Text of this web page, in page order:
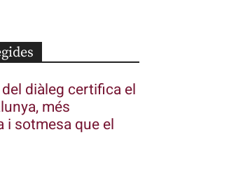
del diàleg certifica el
més
i sotmesa que el